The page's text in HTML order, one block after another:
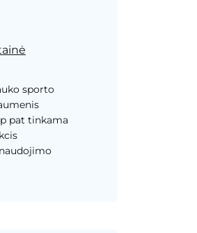
sporto
pat tinkama